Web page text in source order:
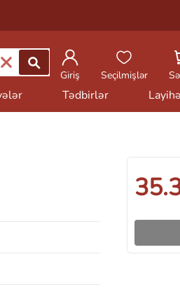
Giriş
Seçilmişlər
Tədbirlər